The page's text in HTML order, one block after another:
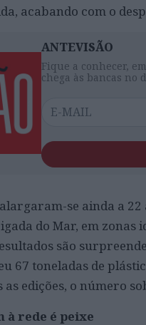
acabando com o
ANTEVISÃO
Fique a conhecer,
chega às bancas no
se ainda a
do Mar, em zonas
são
67 toneladas de
edições, o número
à rede é peixe